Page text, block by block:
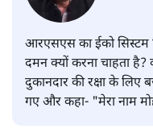
आरएसएस का ईको सिस्टम
दमन क्यों करना चाहता है?
दुकानदार की रक्षा के
गए और कहा- "मेरा नाम